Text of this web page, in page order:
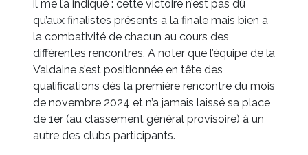
il me l’a indiqué : cette victoire n’est pas dû
qu’aux finalistes présents à la finale mais bien à
la combativité de chacun au cours des
différentes rencontres. A noter que l’équipe de la
Valdaine s’est positionnée en tête des
qualifications dès la première rencontre du mois
de novembre 2024 et n’a jamais laissé sa place
de 1er (au classement général provisoire) à un
autre des clubs participants.